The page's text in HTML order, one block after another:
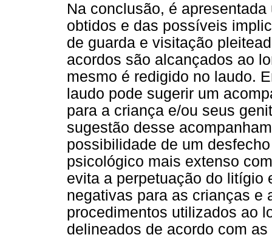
Na conclusão, é
obtidos e das possíveis
de guarda e visitação
acordos são alcançados ao
mesmo é redigido no laudo.
laudo pode sugerir um
para a criança e/ou seus
sugestão desse
possibilidade de um
psicológico mais extenso
evita a perpetuação do litígio
negativas para as crianças e
procedimentos utilizados ao
delineados de acordo com